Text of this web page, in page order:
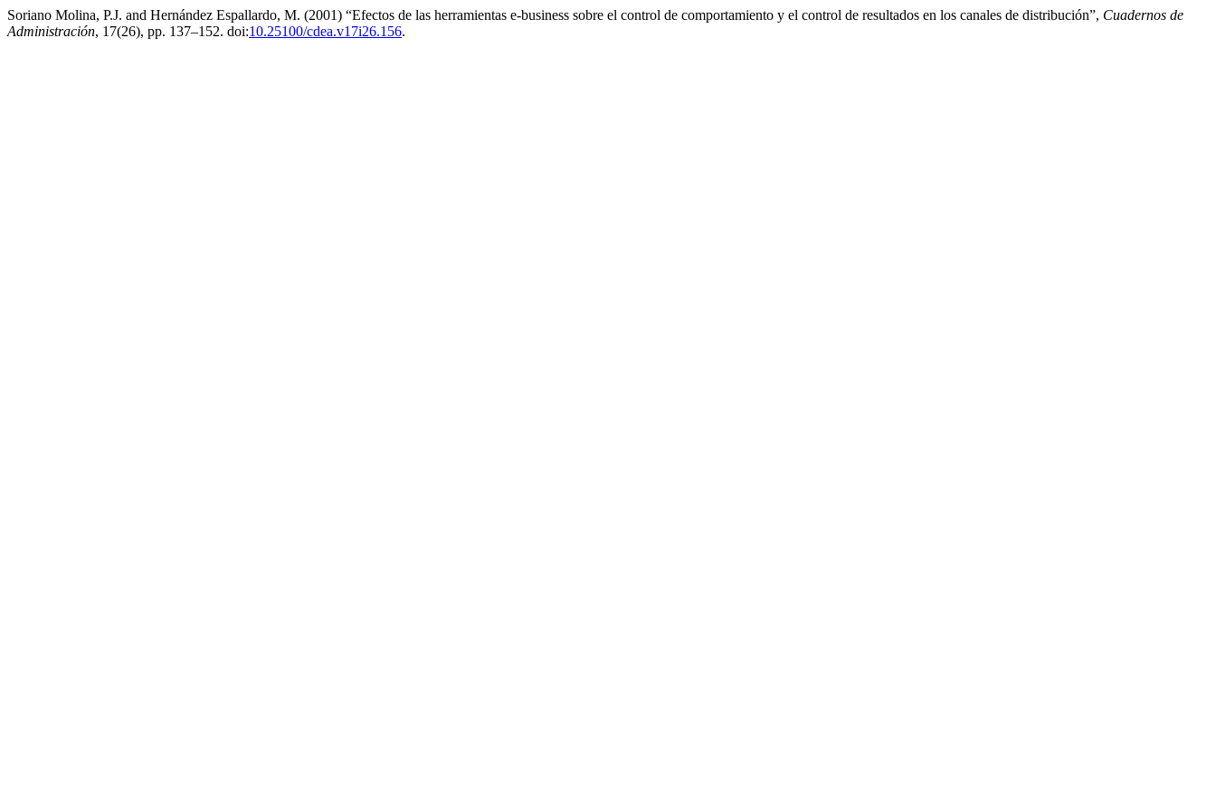
Soriano Molina, P.J. and Hernández Espallardo, M. (2001) “Efectos de las herramientas e-business sobre el control de comportamiento y el control de resultados en los canales de distribución”, Cuadernos de
Administración, 17(26), pp. 137–152. doi:10.25100/cdea.v17i26.156.